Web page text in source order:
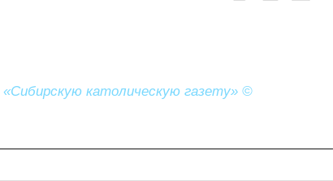
«Сибирскую католическую газету» ©